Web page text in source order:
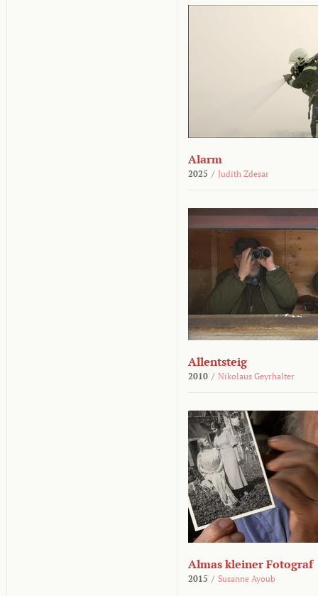
Alarm
2025 / Judith Zdesar
Allentsteig
2010 / Nikolaus Geyrhalter
Almas kleiner Fotograf
2015 / Susanne Ayoub